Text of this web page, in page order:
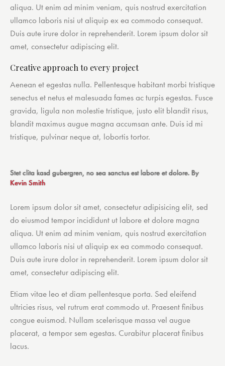
aliqua. Ut enim ad minim veniam, quis nostrud exercitation
ullamco laboris nisi ut aliquip ex ea commodo consequat.
Duis aute irure dolor in reprehenderit. Lorem ipsum dolor sit
amet, consectetur adipiscing elit.
Creative approach to every project
Aenean et egestas nulla. Pellentesque habitant morbi tristique
senectus et netus et malesuada fames ac turpis egestas. Fusce
gravida, ligula non molestie tristique, justo elit blandit risus,
blandit maximus augue magna accumsan ante. Duis id mi
tristique, pulvinar neque at, lobortis tortor.
Stet clita kasd gubergren, no sea sanctus est labore et dolore. By
Kevin Smith
Lorem ipsum dolor sit amet, consectetur adipisicing elit, sed
do eiusmod tempor incididunt ut labore et dolore magna
aliqua. Ut enim ad minim veniam, quis nostrud exercitation
ullamco laboris nisi ut aliquip ex ea commodo consequat.
Duis aute irure dolor in reprehenderit. Lorem ipsum dolor sit
amet, consectetur adipiscing elit.
Etiam vitae leo et diam pellentesque porta. Sed eleifend
ultricies risus, vel rutrum erat commodo ut. Praesent finibus
congue euismod. Nullam scelerisque massa vel augue
placerat, a tempor sem egestas. Curabitur placerat finibus
lacus.